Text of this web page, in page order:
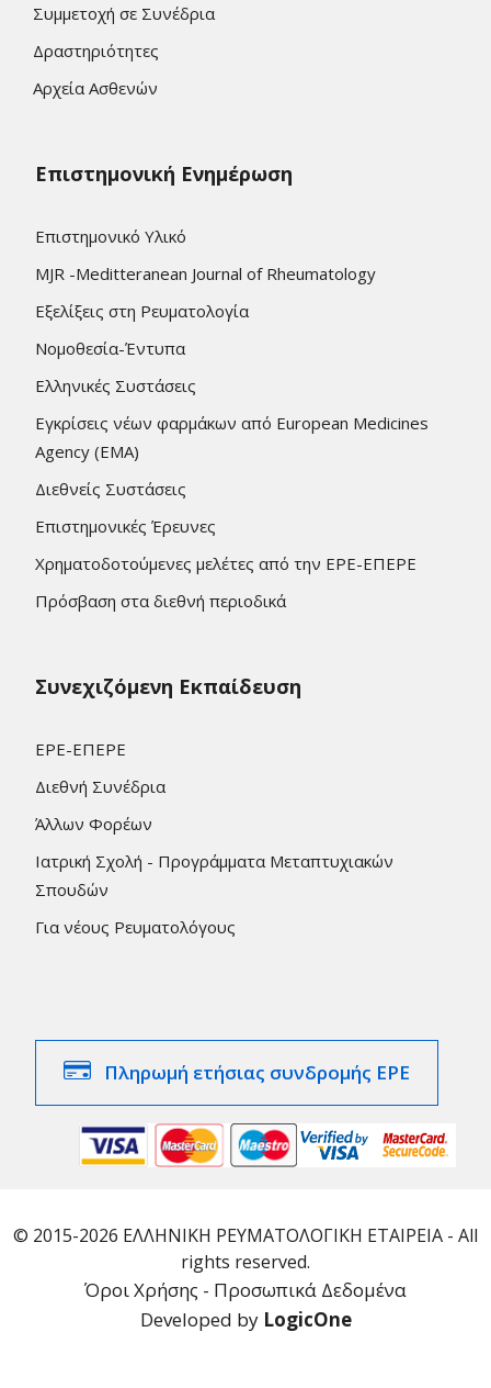
Συμμετοχή σε Συνέδρια
Δραστηριότητες
Αρχεία Ασθενών
Επιστημονική Ενημέρωση
Επιστημονικό Υλικό
MJR -Meditteranean Journal of Rheumatology
Εξελίξεις στη Ρευματολογία
Νομοθεσία-Έντυπα
Ελληνικές Συστάσεις
Εγκρίσεις νέων φαρμάκων από European Medicines
Agency (EMA)
Διεθνείς Συστάσεις
Επιστημονικές Έρευνες
Χρηματοδοτούμενες μελέτες από την ΕΡΕ-ΕΠΕΡΕ
Πρόσβαση στα διεθνή περιοδικά
Συνεχιζόμενη Εκπαίδευση
ΕΡΕ-ΕΠΕΡΕ
Διεθνή Συνέδρια
Άλλων Φορέων
Ιατρική Σχολή - Προγράμματα Μεταπτυχιακών
Σπουδών
Για νέους Ρευματολόγους
Πληρωμή ετήσιας συνδρομής ΕΡΕ
© 2015-2026 ΕΛΛΗΝΙΚΗ ΡΕΥΜΑΤΟΛΟΓΙΚΗ ΕΤΑΙΡΕΙΑ - All
rights reserved.
Όροι Χρήσης - Προσωπικά Δεδομένα
Developed by LogicOne